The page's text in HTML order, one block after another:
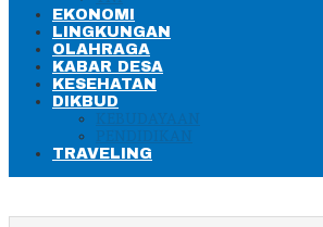
EKONOMI
LINGKUNGAN
OLAHRAGA
KABAR DESA
KESEHATAN
DIKBUD
KEBUDAYAAN
PENDIDIKAN
TRAVELING